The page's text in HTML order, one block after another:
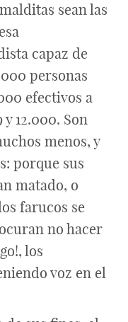
sean las
capaz de
personas
efectivos a
12.000. Son
menos, y
porque sus
matado, o
farucos se
no hacer
los
voz en el